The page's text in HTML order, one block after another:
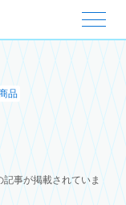
品
事が掲載されていま